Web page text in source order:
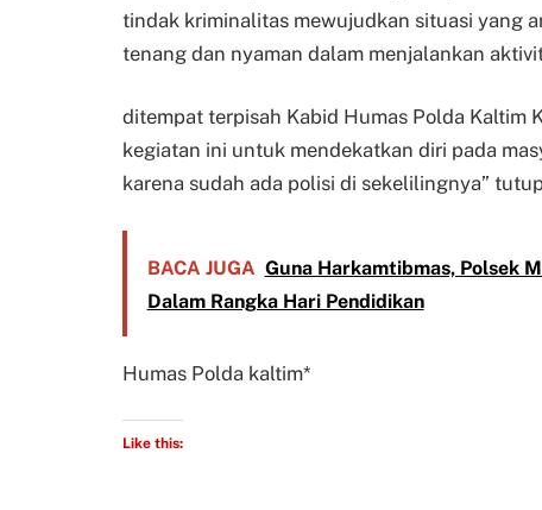
tindak kriminalitas mewujudkan situasi yang
tenang dan nyaman dalam menjalankan
ditempat terpisah Kabid Humas Polda Kaltim
kegiatan ini untuk mendekatkan diri pada
karena sudah ada polisi di sekelilingnya”
BACA JUGA Guna Harkamtibmas, Polsek
Dalam Rangka Hari Pendidikan
Humas Polda kaltim*
Like this: